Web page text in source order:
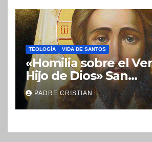
TEOLOGÍA VIDA DE SANTOS
«Homilia sobre el
Hijo de Dios» San
Nicolás
PADRE CRISTIAN